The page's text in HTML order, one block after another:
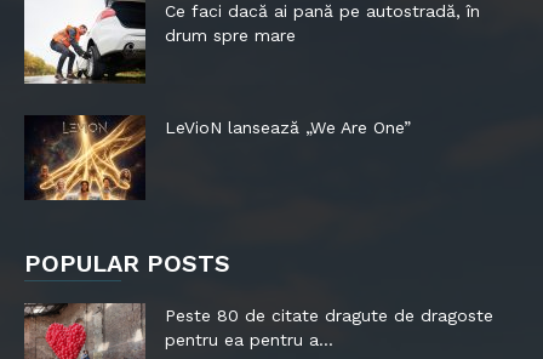
Ce faci dacă ai pană pe autostradă, în
drum spre mare
LeVioN lansează „We Are One”
POPULAR POSTS
Peste 80 de citate dragute de dragoste
pentru ea pentru a...